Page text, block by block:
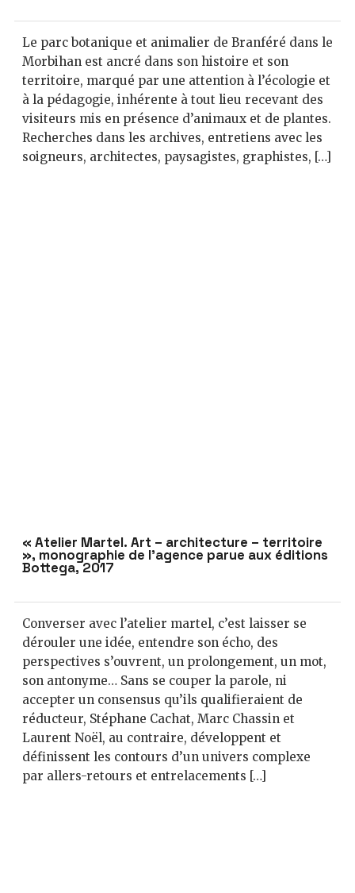
Le parc botanique et animalier de Branféré dans le
Morbihan est ancré dans son histoire et son
territoire, marqué par une attention à l’écologie et
à la pédagogie, inhérente à tout lieu recevant des
visiteurs mis en présence d’animaux et de plantes.
Recherches dans les archives, entretiens avec les
soigneurs, architectes, paysagistes, graphistes, […]
« Atelier Martel. Art – architecture – territoire
», monographie de l’agence parue aux éditions
Bottega, 2017
Converser avec l’atelier martel, c’est laisser se
dérouler une idée, entendre son écho, des
perspectives s’ouvrent, un prolongement, un mot,
son antonyme… Sans se couper la parole, ni
accepter un consensus qu’ils qualifieraient de
réducteur, Stéphane Cachat, Marc Chassin et
Laurent Noël, au contraire, développent et
définissent les contours d’un univers complexe
par allers-retours et entrelacements […]